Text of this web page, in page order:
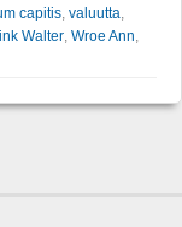
capitis valuutta
Walter Wroe Ann